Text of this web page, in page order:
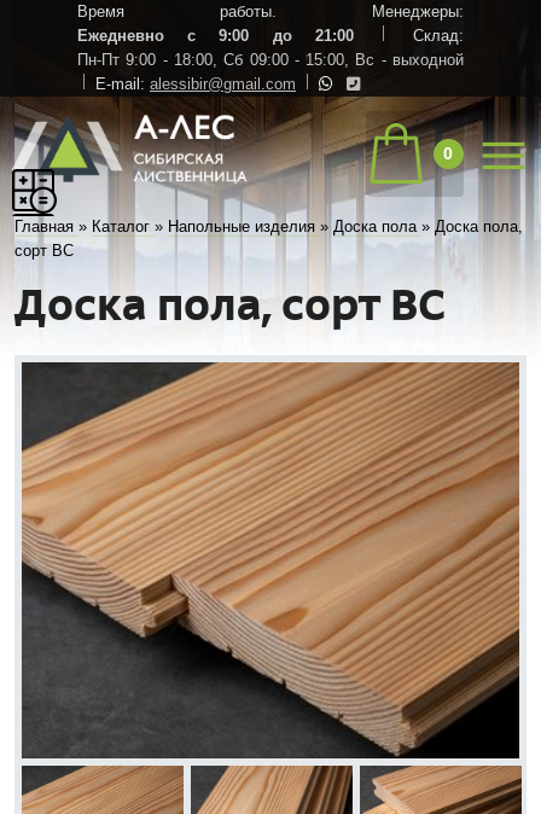
Время работы. Менеджеры:
Ежедневно с 9:00 до 21:00
Склад:
Пн-Пт 9:00 - 18:00, Сб 09:00 - 15:00, Вс - выходной
E-mail: alessibir@gmail.com
0
Главная » Каталог » Напольные изделия »Доска пола »Доска пола,
сорт BC
Доска пола, сорт BC